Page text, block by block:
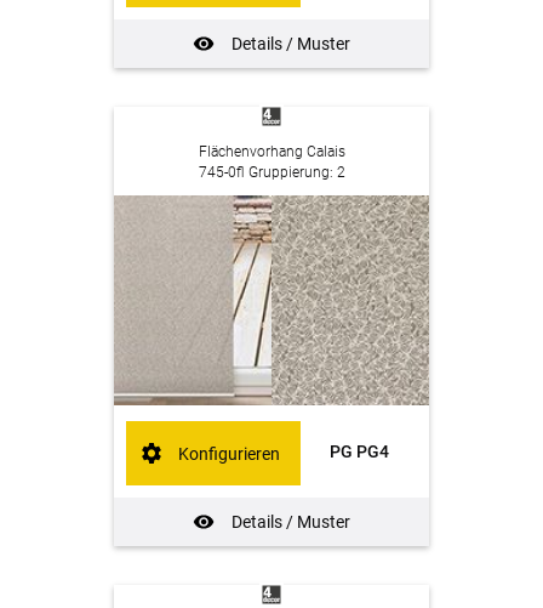
Details / Muster
Flächenvorhang Calais
745-0fl Gruppierung: 2
PG PG4
Details / Muster
Konfigurieren